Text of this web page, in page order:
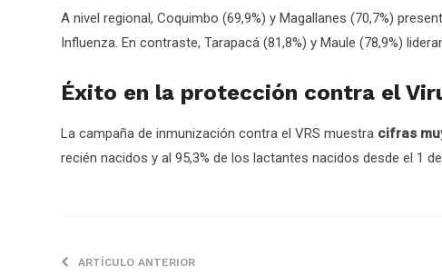
A nivel regional, Coquimbo (69,9%) y Magallanes (70,7%)
Influenza. En contraste, Tarapacá (81,8%) y Maule (78,9%)
Éxito en la protección contra el
La campaña de inmunización contra el VRS muestra cifras
recién nacidos y al 95,3% de los lactantes nacidos desde el 1
ARTÍCULO ANTERIOR